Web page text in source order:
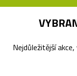
Nejdůležitější